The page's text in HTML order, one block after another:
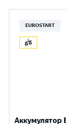
EUROSTART
Аккумулятор